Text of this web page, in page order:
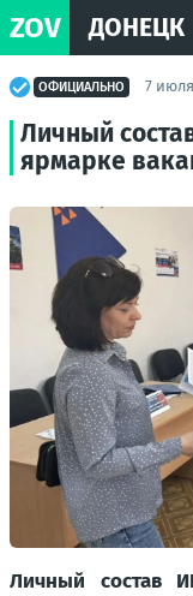
ZOV ДОНЕЦК
ОФИЦИАЛЬНО 7
Личный
ярмарке
Личный состав